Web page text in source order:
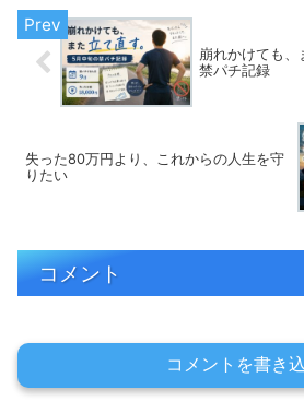
崩れかけても
禁パチ記録
失った80万円より、これからの人生を守
りたい
コメント
コメントを書き